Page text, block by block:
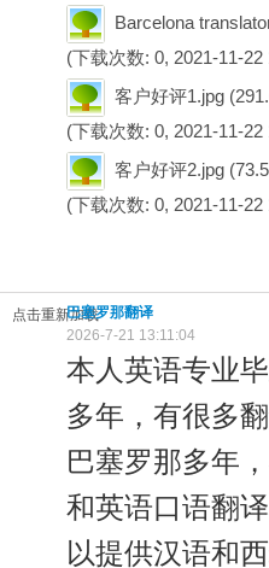
Barcelona
(下载次数: 0, 2021-11-22
客户好评1.jpg
(下载次数: 0, 2021-11-22
客户好评2.jpg
(下载次数: 0, 2021-11-22
点击重新加载巴塞罗那翻译
2026-7-21 13:11:04
本人英语专业
多年，有很多
巴塞罗那多年
和英语口语翻
以提供汉语和